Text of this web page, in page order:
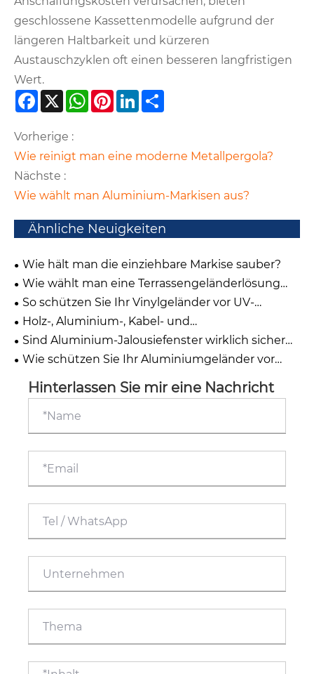
geschlossene Kassettenmodelle aufgrund der
längeren Haltbarkeit und kürzeren
Austauschzyklen oft einen besseren langfristigen
Wert.
Facebook
X WhatsApp
Pinterest
LinkedIn
Vorherige :
Wie reinigt man eine moderne Metallpergola?
Nächste :
Wie wählt man Aluminium-Markisen aus?
Ähnliche Neuigkeiten
Wie hält man die einziehbare Markise sauber?
Wie wählt man eine Terrassengeländerlösung
aus?
So schützen Sie Ihr Vinylgeländer vor UV-
Schäden für eine dauerhafte Haltbarkeit
Holz-, Aluminium-, Kabel- und
Glasgeländersysteme: Welches Terrassengeländer
ist das Richtige für Sie?
Sind Aluminium-Jalousiefenster wirklich sicher
und wasserdicht?
Wie schützen Sie Ihr Aluminiumgeländer vor
Hinterlassen Sie mir eine Nachricht